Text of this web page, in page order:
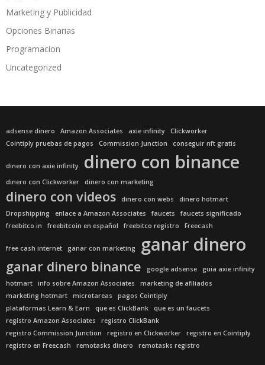
Marketing y Publicidad
Opciones Binarias
Programacion
Uncategorized
adsense dinero Amazon Associates axie infinity
Clickworker
Cointiply pruebas de pagos
Commission Junction conseguir nft gratis
dinero con axie infinity dinero con binance
dinero con Clickworker dinero con marketing
dinero con videos dinero con webs
dinero hotmart
Dropshipping
enlace a Amazon Associates faucets
faucets significado
freebitco.in
freebitcoin en español freebitco registro Freecash
free cash internet ganar con marketing ganar dinero
ganar dinero binance google adsense
guia axie infinity
hotmart
info sobre Amazon Associates
marketing de afiliados
marketing hotmart
microtareas
pagos Cointiply
plataformas Learn & Earn
que es ClickBank
que es un faucets
registro Amazon Associates
registro ClickBank
registro Commission Junction
registro en Clickworker
registro en Cointiply
registro en Freecash
remotasks dinero remotasks registro